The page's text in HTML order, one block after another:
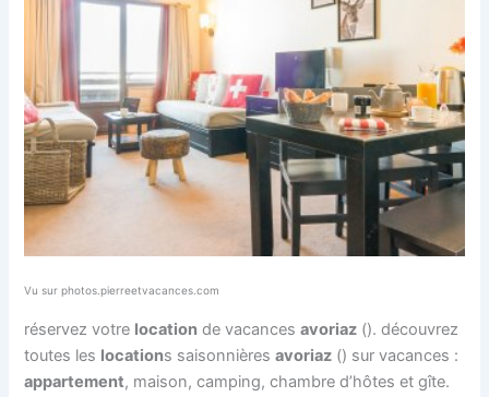
Vu sur photos.pierreetvacances.com
réservez votre location de vacancesavoriaz (). découvrez
toutes les locations saisonnièresavoriaz () sur vacances :
appartement, maison, camping, chambre d’hôtes et gîte.